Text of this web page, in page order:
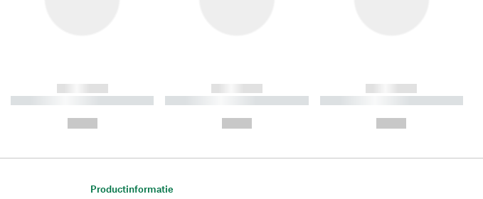
------------
----------- ----------- ----------
------------
----------- ----------- ----------
------------
----------- ----------- ----------
Productinformatie